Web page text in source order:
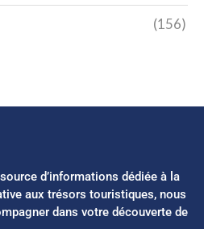
(156)
d’informations dédiée à la
aux trésors touristiques, nous
dans votre découverte de